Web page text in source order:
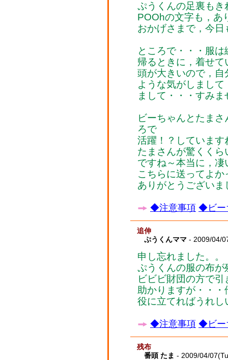
ぷうくんの足裏も
POOhの文字も，あ
おかげさまで，今
ところで・・・服
帰るときに，着せ
頭が大きいので，
ような気がしまし
まして・・・すみま
ビーちゃんとたま
ろで
活躍！？しています
たまさんが驚くく
ですね～本当に，
こちらに送ってよ
ありがとうございま
◆注意事項 ◆ビー
追伸
ぷうくんママ - 2009/04/
申し忘れました。。
ぷうくんの服の布
ビビビ財団の方で
助かりますが・・
役に立てればうれし
◆注意事項 ◆ビー
残布
番頭 たま - 2009/04/